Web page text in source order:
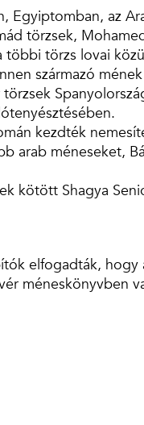
az
törzsek,
törzs lovai
származó
kezdték
arab méneseket,
kötött Shagya
elfogadták,
méneskönyvben